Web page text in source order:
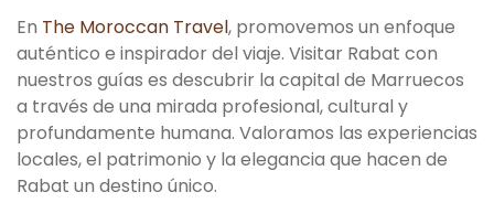
En The Moroccan Travel, promovemos un enfoque
auténtico e inspirador del viaje. Visitar Rabat con
nuestros guías es descubrir la capital de Marruecos
a través de una mirada profesional, cultural y
profundamente humana. Valoramos las experiencias
locales, el patrimonio y la elegancia que hacen de
Rabat un destino único.